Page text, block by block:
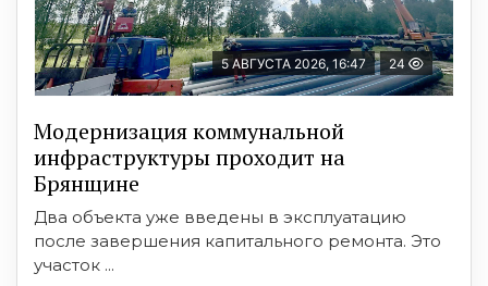
5 АВГУСТА 2026, 16:47 24
Модернизация коммунальной
инфраструктуры проходит на
Брянщине
Два объекта уже введены в эксплуатацию
после завершения капитального ремонта. Это
участок ...